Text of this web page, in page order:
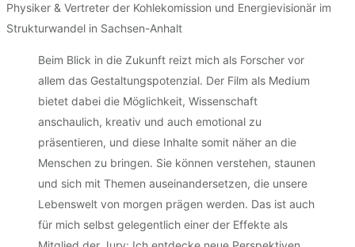
Physiker & Vertreter der Kohlekomission und Energievisionär im
Strukturwandel in Sachsen-Anhalt
Beim Blick in die Zukunft reizt mich als Forscher vor
allem das Gestaltungspotenzial. Der Film als Medium
bietet dabei die Möglichkeit, Wissenschaft
anschaulich, kreativ und auch emotional zu
präsentieren, und diese Inhalte somit näher an die
Menschen zu bringen. Sie können verstehen, staunen
und sich mit Themen auseinandersetzen, die unsere
Lebenswelt von morgen prägen werden. Das ist auch
für mich selbst gelegentlich einer der Effekte als